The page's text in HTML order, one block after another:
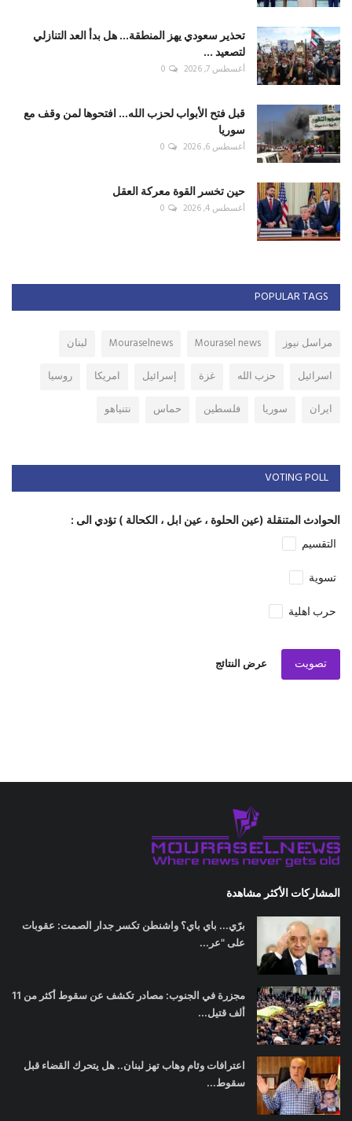
تحذير سعودي يهز المنطقة... هل بدأ العد التنازلي
لتصعيد ...
أغسطس 7, 2026 0
قبل فتح الأبواب لحزب الله... افتحوها لمن وقف مع
سوريا
أغسطس 6, 2026 0
حين تخسر القوة معركة العقل
أغسطس 4, 2026 0
POPULAR TAGS
مراسل نيوز Mourasel news
Mouraselnews
لبنان
اسرائيل
حزب الله غزة إسرائيل امريكا
روسيا
ايران
سوريا فلسطين حماس نتنياهو
VOTING POLL
الحوادث المتنقلة (عين الحلوة ، عين ابل ، الكحالة ) تؤدي الى :
التقسيم
تسوية
حرب اهلية
تصويت عرض النتائج
المشاركات الأكثر مشاهدة
برّي... باي باي؟ واشنطن تكسر جدار الصمت: عقوبات
على "عر...
مجزرة في الجنوب: مصادر تكشف عن سقوط أكثر من 11
ألف قتيل...
اعترافات وئام وهاب تهز لبنان.. هل يتحرك القضاء قبل
سقوط...